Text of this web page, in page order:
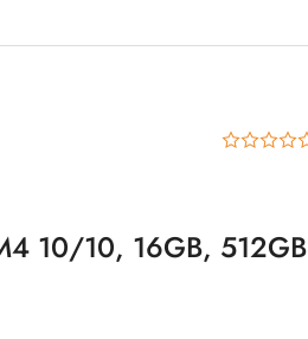
10/10, 16GB, 512GB